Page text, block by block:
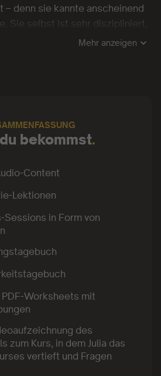
– denn sie kannte anscheinend
Sie selbst ist sehr diszipliniert,
anfänglichen Tipps etwas mit
Mindset!
sie heute gemeinsam mit
Lösung dort, wo das Problem
künstlich durch einen straffen
sondern durch inneres,
Gesundwerden!
SCHLANK findet man
und auch ihr 10-wöchiges
mit dem sie schon zahlreichen
hat, ein entspannteres und
zum eigenen Körper, dem
vor allem zu sich selbst
Mehr anzeigen
bekommst.
Content
Lektionen
Sessions in Form von
Worksheets mit
des
zum Kurs, in dem Julia das
vertieft und Fragen